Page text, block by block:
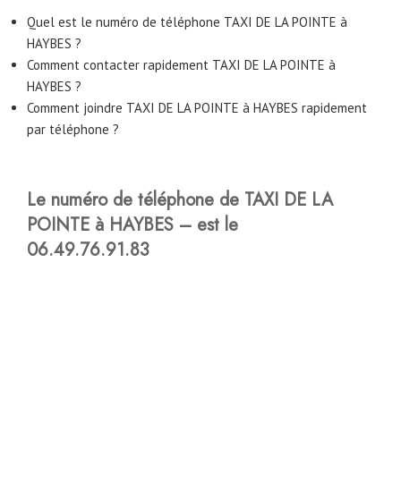
Quel est le numéro de téléphone TAXI DE LA POINTE à
HAYBES ?
Comment contacter rapidement TAXI DE LA POINTE à
HAYBES ?
Comment joindre TAXI DE LA POINTE à HAYBES rapidement
par téléphone ?
Le numéro de téléphone de TAXI DE LA
POINTE à HAYBES – est le
06.49.76.91.83